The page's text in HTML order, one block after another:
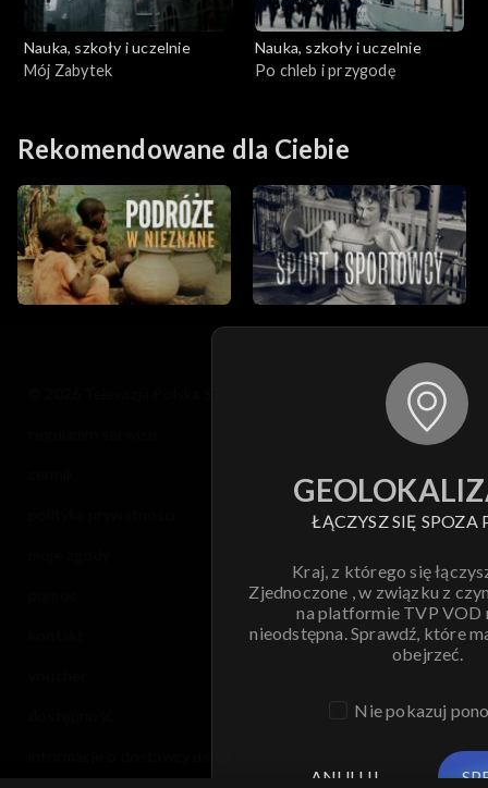
Nauka, szkoły i uczelnie
Mój Zabytek
Nauka, szkoły i uczelnie
Po chleb i przygodę
Rekomendowane dla Ciebie
ŁĄCZYSZ SIĘ SPOZA
Kraj, z którego się
Zjednoczone , w związku z
na platformie TVP VOD
nieodstępna. Sprawdź, które
obejrzeć.
Nie pokazuj
ANULUJ